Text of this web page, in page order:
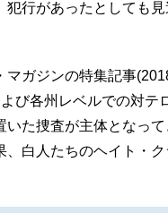
行があったとしても
ガジンの特集記事
び各州レベルでの対テ
た捜査が主体となっ
白人たちのヘイト・